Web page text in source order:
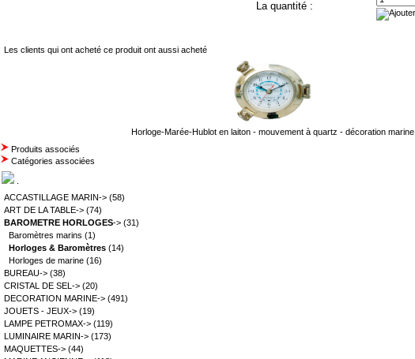
La quantité :
Les clients qui ont acheté ce produit ont aussi acheté
Horloge-Marée-Hublot en laiton - mouvement à quartz - décoration marine
Produits associés
Catégories associées
ACCASTILLAGE MARIN-> (58)
ART DE LA TABLE-> (74)
BAROMETRE HORLOGES-> (31)
Baromètres marins (1)
Horloges & Baromètres (14)
Horloges de marine (16)
BUREAU-> (38)
CRISTAL DE SEL-> (20)
DECORATION MARINE-> (491)
JOUETS - JEUX-> (19)
LAMPE PETROMAX-> (119)
LUMINAIRE MARIN-> (173)
MAQUETTES-> (44)